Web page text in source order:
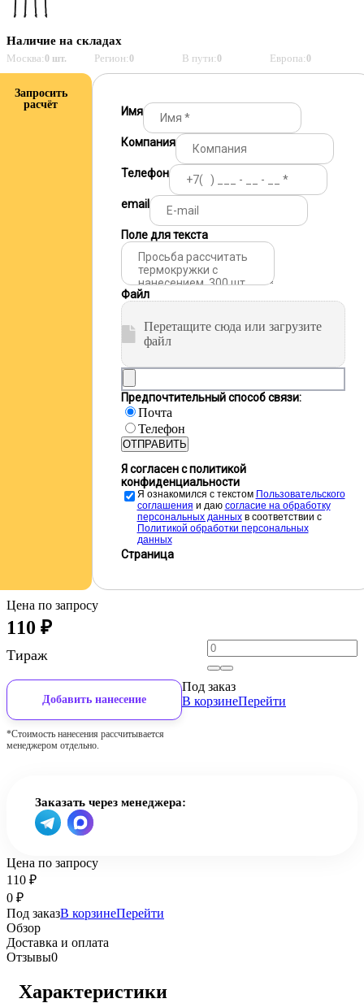
Наличие на складах
Москва:0 шт. Регион:0 В пути:0 Европа:0
Запросить
расчёт
Имя
Компания
Телефон
email
Поле для текста
Файл
Перетащите сюда или загрузите
файл
Предпочтительный способ связи:
Почта
Телефон
ОТПРАВИТЬ
Я согласен с политикой
конфиденциальности
Я ознакомился с текстом Пользовательского
соглашения и даю cогласие на обработку
персональных данныхв соответствии с
Политикой обработки персональных
данных
Страница
Цена по запросу
110 ₽
Тираж
Добавить нанесение
*Стоимость нанесения рассчитывается
менеджером отдельно.
Под заказ
В корзинеПерейти
Заказать через менеджера:
Цена по запросу
110 ₽
0 ₽
Под заказВ корзинеПерейти
Обзор
Доставка и оплата
Отзывы0
Характеристики